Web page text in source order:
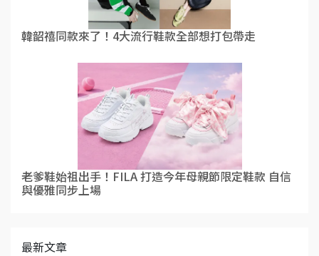
韓韶禧同款來了！4大流行鞋款全部想打包帶走
老爹鞋始祖出手！FILA 打造今年母親節限定鞋款 自信
與優雅同步上場
最新文章